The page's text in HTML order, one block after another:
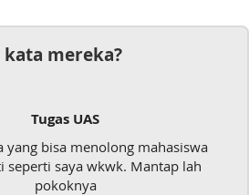
kata mereka?
UAS
menolong mahasiswa
wkwk. Mantap lah